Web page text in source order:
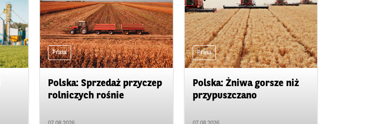
Prasa
Polska: Sprzedaż przyczep
rolniczych rośnie
Prasa
Polska: Żniwa gorsze niż
przypuszczano